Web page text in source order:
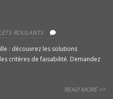
ROULANTS
: découvrez les solutions
critères de faisabilité. Demandez
READ MORE >>